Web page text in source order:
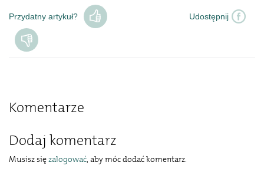
Zaloguj
się
Przydatny artykuł? Udostępnij
Komentarze
Dodaj komentarz
Musisz sięzalogować, aby móc dodać komentarz.